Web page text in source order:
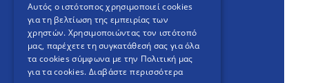
English Version
An project
Αυτός ο ιστότοπος χρησιμοποιεί cookies
για τη βελτίωση της εμπειρίας των
χρηστών. Χρησιμοποιώντας τον ιστότοπό
μας, παρέχετε τη συγκατάθεσή σας για όλα
τα cookies σύμφωνα με την Πολιτική μας
για τα cookies. Διαβάστε περισσότερα